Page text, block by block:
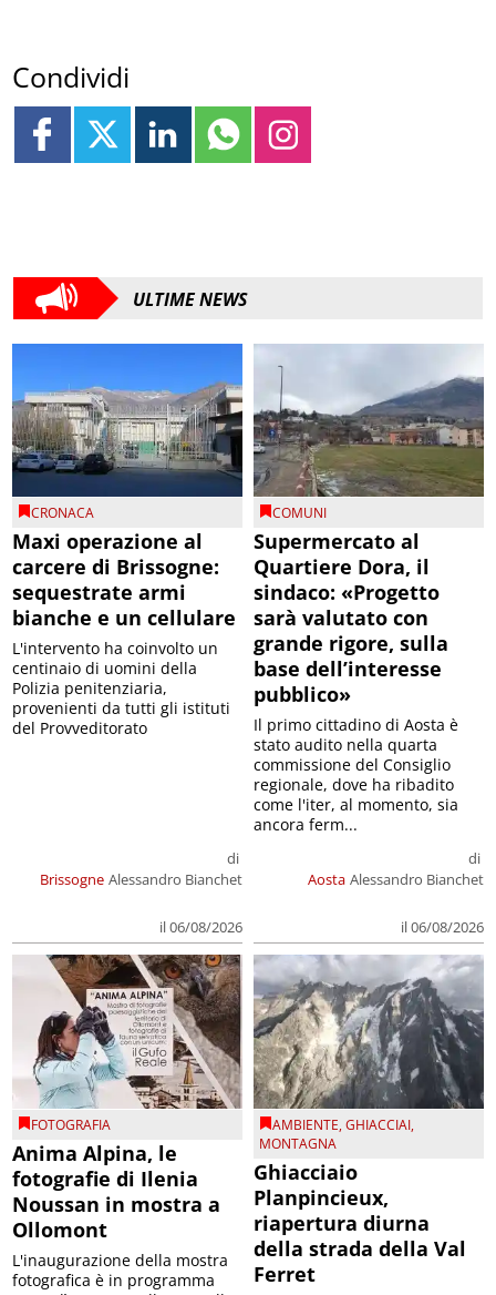
Condividi
ULTIME NEWS
CRONACA
Maxi operazione al
carcere di Brissogne:
sequestrate armi
bianche e un cellulare
Brissogne
di
Alessandro Bianchet
il 06/08/2026
L'intervento ha coinvolto un
centinaio di uomini della
Polizia penitenziaria,
provenienti da tutti gli istituti
del Provveditorato
COMUNI
Supermercato al
Quartiere Dora, il
sindaco: «Progetto
sarà valutato con
grande rigore, sulla
base dell’interesse
pubblico»
Aosta
di
Alessandro Bianchet
il 06/08/2026
Il primo cittadino di Aosta è
stato audito nella quarta
commissione del Consiglio
regionale, dove ha ribadito
come l'iter, al momento, sia
ancora ferm...
FOTOGRAFIA
Anima Alpina, le
fotografie di Ilenia
Noussan in mostra a
Ollomont
L'inaugurazione della mostra
fotografica è in programma
AMBIENTE,GHIACCIAI,
MONTAGNA
Ghiacciaio
Planpincieux,
riapertura diurna
della strada della Val
Ferret